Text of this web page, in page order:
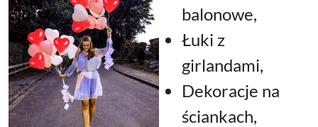
balonowe,
Łuki z
girlandami,
Dekoracje na
ściankach,